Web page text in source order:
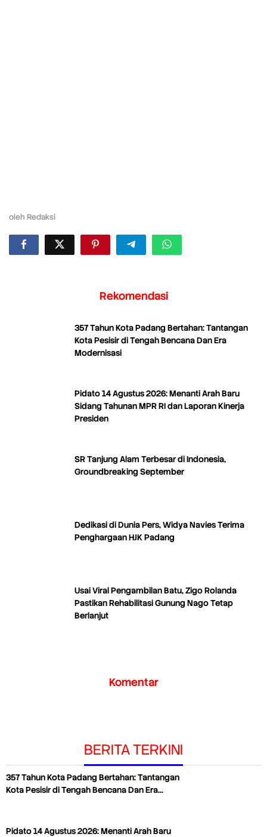
oleh Redaksi
Rekomendasi
357 Tahun Kota Padang Bertahan: Tantangan
Kota Pesisir di Tengah Bencana Dan Era
Modernisasi
Pidato 14 Agustus 2026: Menanti Arah Baru
Sidang Tahunan MPR RI dan Laporan Kinerja
Presiden
SR Tanjung Alam Terbesar di Indonesia,
Groundbreaking September
Dedikasi di Dunia Pers, Widya Navies Terima
Penghargaan HJK Padang
Usai Viral Pengambilan Batu, Zigo Rolanda
Pastikan Rehabilitasi Gunung Nago Tetap
Berlanjut
Komentar
BERITA TERKINI
357 Tahun Kota Padang Bertahan: Tantangan
Kota Pesisir di Tengah Bencana Dan Era…
Pidato 14 Agustus 2026: Menanti Arah Baru